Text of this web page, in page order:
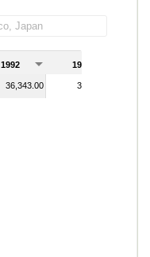
1992 1993
36,343.00 34,578.00